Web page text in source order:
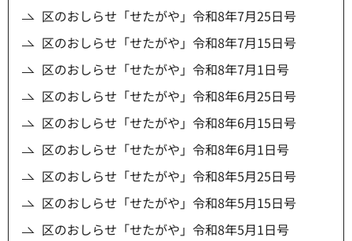
区のおしらせ「せたがや」令和8年7月25日号
区のおしらせ「せたがや」令和8年7月15日号
区のおしらせ「せたがや」令和8年7月1日号
区のおしらせ「せたがや」令和8年6月25日号
区のおしらせ「せたがや」令和8年6月15日号
区のおしらせ「せたがや」令和8年6月1日号
区のおしらせ「せたがや」令和8年5月25日号
区のおしらせ「せたがや」令和8年5月15日号
区のおしらせ「せたがや」令和8年5月1日号